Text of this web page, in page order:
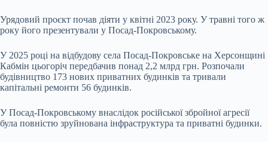
Урядовий проєкт почав діяти у квітні 2023 року. У травні того ж
року його презентували у Посад-Покровському.
У 2025 році на відбудову села Посад-Покровське на Херсонщині
Кабмін цьогоріч передбачив понад 2,2 млрд грн. Розпочали
будівництво 173 нових приватних будинків та тривали
капітальні ремонти 56 будинків.
У Посад-Покровському внаслідок російської збройної агресії
була повністю зруйнована інфраструктура та приватні будинки.